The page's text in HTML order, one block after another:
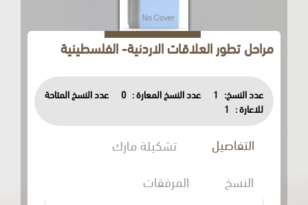
مراحل تطور العلاقات الاردنية- الفلسطينية
عدد النسخ: 1 عدد النسخ المعارة : 0
عدد النسخ المتاحة
للاعارة :
1
التفاصيل
تشكيلة مارك
المرفقات